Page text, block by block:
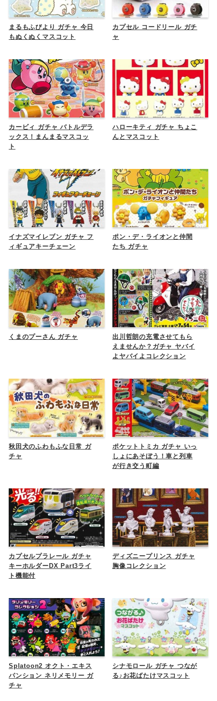
まるもふびより ガチャ 今日
もぬくぬくマスコット
カプセル コードリール ガチ
ャ
カービィ ガチャ バトルデラ
ックス！まんまるマスコッ
ト
ハローキティ ガチャ ちょこ
んとマスコット
イナズマイレブン ガチャ フ
ィギュアキーチェーン
ポン・デ・ライオンと仲間
たち ガチャ
くまのプーさん ガチャ
出川哲朗の充電させてもら
えませんか？ガチャ ヤバイ
よヤバイよコレクション
秋田犬のふわもふな日常 ガ
チャ
ポケットトミカ ガチャ いっ
しょにあそぼう！車と列車
が行き交う町編
カプセルプラレール ガチャ
キーホルダーDX Part3ライ
ト機能付
ディズニープリンス ガチャ
胸像コレクション
Splatoon2 オクト・エキス
パンション ネリメモリー ガ
チャ
シナモロール ガチャ つなが
る♪お花ばたけマスコット